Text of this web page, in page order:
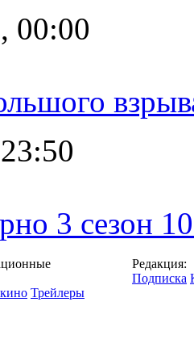
00:00
3 сезон
Трейлеры
Редакция:
Подписка